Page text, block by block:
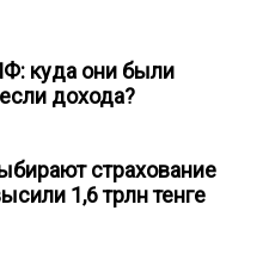
куда они были
дохода?
страхование
1,6 трлн тенге